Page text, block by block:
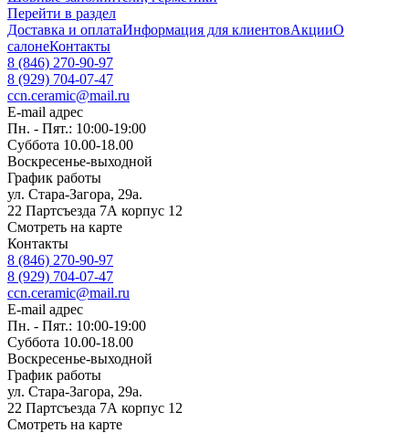
Перейти в раздел
Доставка и оплатаИнформация для клиентовАкцииО
салонеКонтакты
8 (846) 270-90-97
8 (929) 704-07-47
ccn.ceramic@mail.ru
E-mail адрес
Пн. - Пят.: 10:00-19:00
Суббота 10.00-18.00
Воскресенье-выходной
График работы
ул. Стара-Загора, 29а.
22 Партсъезда 7А корпус 12
Смотреть на карте
Контакты
8 (846) 270-90-97
8 (929) 704-07-47
ccn.ceramic@mail.ru
E-mail адрес
Пн. - Пят.: 10:00-19:00
Суббота 10.00-18.00
Воскресенье-выходной
График работы
ул. Стара-Загора, 29а.
22 Партсъезда 7А корпус 12
Смотреть на карте